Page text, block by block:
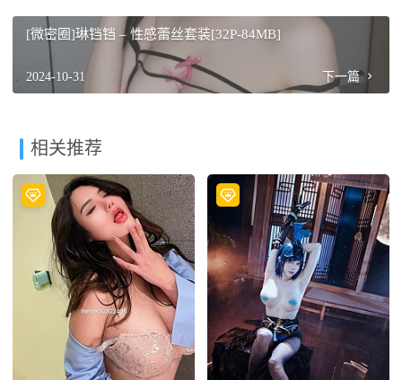
[微密圈]琳铛铛 – 性感蕾丝套装[32P-84MB]
2024-10-31 下一篇
相关推荐